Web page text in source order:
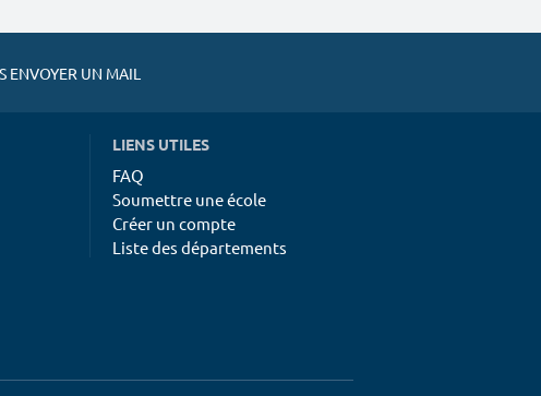
ENVOYER UN MAIL
LIENS UTILES
FAQ
Soumettre une école
Créer un compte
Liste des départements